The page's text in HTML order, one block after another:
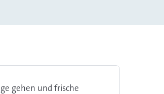
gehen und frische